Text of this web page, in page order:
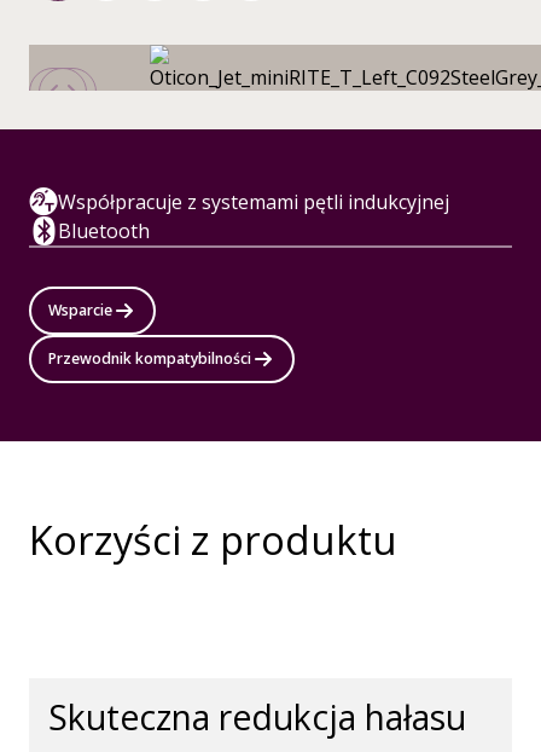
Współpracuje z systemami pętli indukcyjnej
Bluetooth
Wsparcie
Przewodnik kompatybilności
Korzyści z produktu
Skuteczna redukcja hałasu